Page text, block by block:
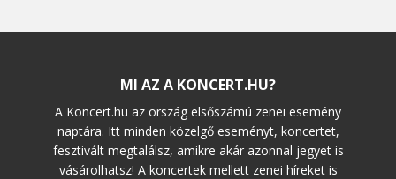
MI AZ A KONCERT.HU?
A Koncert.hu az ország elsőszámú zenei esemény
naptára. Itt minden közelgő eseményt, koncertet,
fesztivált megtalálsz, amikre akár azonnal jegyet is
vásárolhatsz! A koncertek mellett zenei híreket is